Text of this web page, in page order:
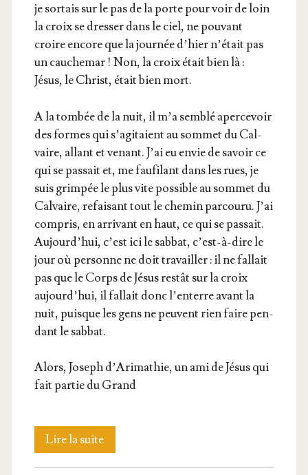
je sor­tais sur le pas de la porte pour voir de loin
la croix se dres­ser dans le ciel, ne pou­vant
croire encore que la jour­née d’hier n’é­tait pas
un cau­che­mar ! Non, la croix était bien là :
Jésus, le Christ, était bien mort.
A la tom­bée de la nuit, il m’a sem­blé aper­ce­voir
des formes qui s’a­gi­taient au som­met du Cal­
vaire, allant et venant. J’ai eu envie de savoir ce
qui se pas­sait et, me fau­fi­lant dans les rues, je
suis grim­pée le plus vite pos­sible au som­met du
Cal­vaire, refai­sant tout le che­min par­cou­ru. J’ai
com­pris, en arri­vant en haut, ce qui se pas­sait.
Aujourd’­hui, c’est ici le sab­bat, c’est-à-dire le
jour où per­sonne ne doit tra­vailler : il ne fal­lait
pas que le Corps de Jésus res­tât sur la croix
aujourd’­hui, il fal­lait donc l’en­terre avant la
nuit, puisque les gens ne peuvent rien faire pen­
dant le sabbat.
Alors, Joseph d’A­ri­ma­thie, un ami de Jésus qui
fait par­tie du Grand
Lire la suiteQuelques
heures